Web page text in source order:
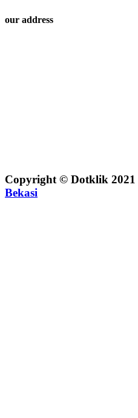
our address
Copyright © Dotklik 2021
Bekasi